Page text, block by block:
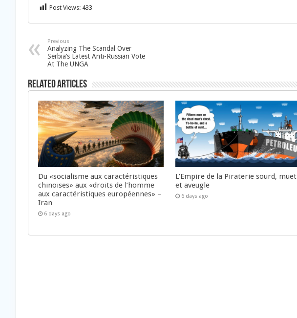
Post Views: 433
Previous
Analyzing The Scandal Over
Serbia’s Latest Anti-Russian Vote
At The UNGA
Related Articles
Du «socialisme aux caractéristiques
chinoises» aux «droits de l’homme
aux caractéristiques européennes» –
Iran
6 days ago
L’Empire de la Piraterie sourd, muet
et aveugle
6 days ago